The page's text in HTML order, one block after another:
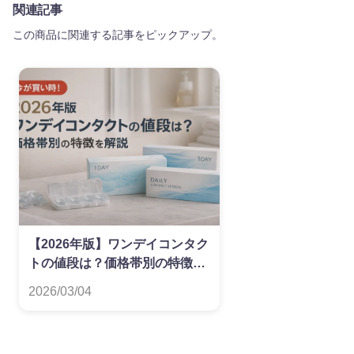
関連記事
この商品に関連する記事をピックアップ。
【2026年版】ワンデイコンタク
トの値段は？価格帯別の特徴を
2026/03/04